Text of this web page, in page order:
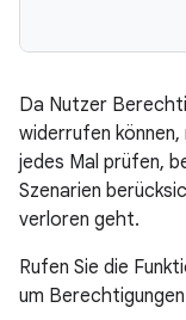
Da Nutzer
widerrufen
jedes Mal prüfen,
Szenarien
verloren geht.
Rufen Sie die
um